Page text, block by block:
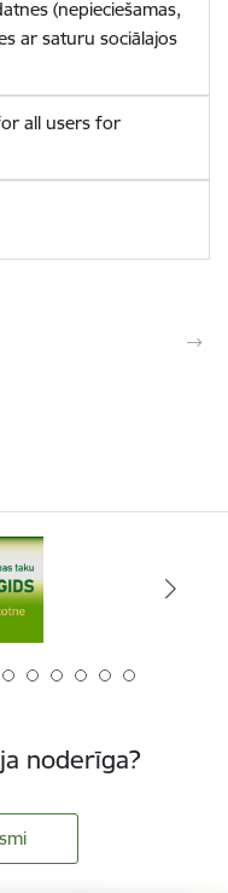
(nepieciešamas,
ar saturu sociālajos
all users for
noderīga?